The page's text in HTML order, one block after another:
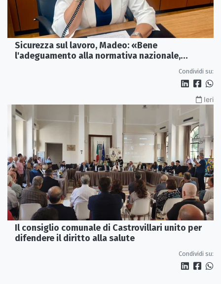
Sicurezza sul lavoro, Madeo: «Bene
l'adeguamento alla normativa nazionale,
Condividi su:
Ieri
Il consiglio comunale di Castrovillari unito per
difendere il diritto alla salute
Condividi su: